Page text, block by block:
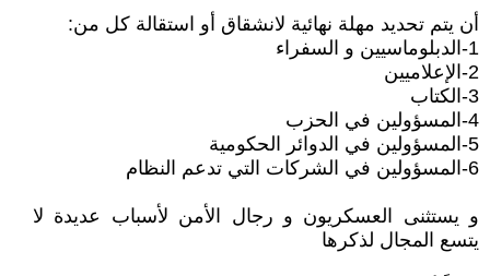
أن يتم تحديد مهلة نهائية لانشقاق أو استقالة كل من:
1-الدبلوماسيين و السفراء
2-الإعلاميين
3-الكتاب
4-المسؤولين في الحزب
5-المسؤولين في الدوائر الحكومية
6-المسؤولين في الشركات التي تدعم النظام
و يستثنى العسكريون و رجال الأمن لأسباب عديدة لا
يتسع المجال لذكرها